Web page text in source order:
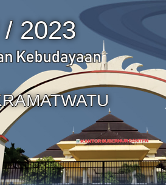
2023